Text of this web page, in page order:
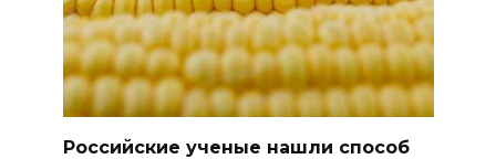
Российские ученые нашли способ